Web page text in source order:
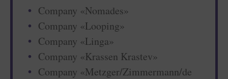
Company «Nomades»
Company «Looping»
Company «Linga»
Company «Krassen Krastev»
Company «Metzger/Zimmermann/de